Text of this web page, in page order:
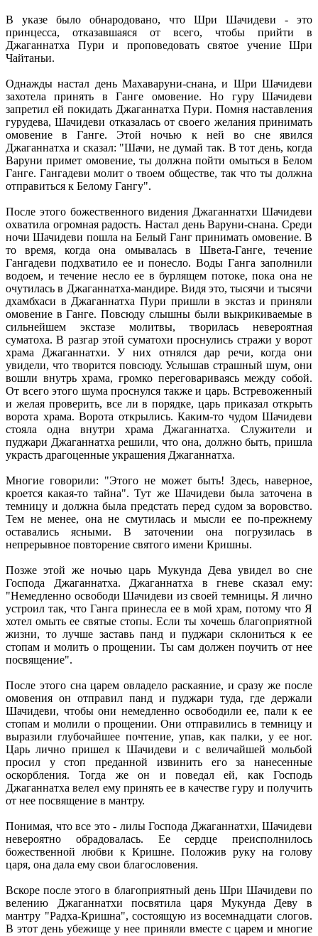
В указе было обнародовано, что Шри Шачидеви - это
принцесса, отказавшаяся от всего, чтобы прийти в
Джаганнатха Пури и проповедовать святое учение Шри
Чайтаньи.
Однажды настал день Махаваруни-снана, и Шри Шачидеви
захотела принять в Ганге омовение. Но гуру Шачидеви
запретил ей покидать Джаганнатха Пури. Помня наставления
гурудева, Шачидеви отказалась от своего желания принимать
омовение в Ганге. Этой ночью к ней во сне явился
Джаганнатха и сказал: "Шачи, не думай так. В тот день, когда
Варуни примет омовение, ты должна пойти омыться в Белом
Ганге. Гангадеви молит о твоем обществе, так что ты должна
отправиться к Белому Гангу".
После этого божественного видения Джаганнатхи Шачидеви
охватила огромная радость. Настал день Варуни-снана. Среди
ночи Шачидеви пошла на Белый Ганг принимать омовение. В
то время, когда она омывалась в Швета-Ганге, течение
Гангадеви подхватило ее и понесло. Воды Ганга заполнили
водоем, и течение несло ее в бурлящем потоке, пока она не
очутилась в Джаганнатха-мандире. Видя это, тысячи и тысячи
дхамбхаси в Джаганнатха Пури пришли в экстаз и приняли
омовение в Ганге. Повсюду слышны были выкрикиваемые в
сильнейшем экстазе молитвы, творилась невероятная
суматоха. В разгар этой суматохи проснулись стражи у ворот
храма Джаганнатхи. У них отнялся дар речи, когда они
увидели, что творится повсюду. Услышав страшный шум, они
вошли внутрь храма, громко переговариваясь между собой.
От всего этого шума проснулся также и царь. Встревоженный
и желая проверить, все ли в порядке, царь приказал открыть
ворота храма. Ворота открылись. Каким-то чудом Шачидеви
стояла одна внутри храма Джаганнатха. Служители и
пуджари Джаганнатха решили, что она, должно быть, пришла
украсть драгоценные украшения Джаганнатха.
Многие говорили: "Этого не может быть! Здесь, наверное,
кроется какая-то тайна". Тут же Шачидеви была заточена в
темницу и должна была предстать перед судом за воровство.
Тем не менее, она не смутилась и мысли ее по-прежнему
оставались ясными. В заточении она погрузилась в
непрерывное повторение святого имени Кришны.
Позже этой же ночью царь Мукунда Дева увидел во сне
Господа Джаганнатха. Джаганнатха в гневе сказал ему:
"Немедленно освободи Шачидеви из своей темницы. Я лично
устроил так, что Ганга принесла ее в мой храм, потому что Я
хотел омыть ее святые стопы. Если ты хочешь благоприятной
жизни, то лучше заставь панд и пуджари склониться к ее
стопам и молить о прощении. Ты сам должен поучить от нее
посвящение".
После этого сна царем овладело раскаяние, и сразу же после
омовения он отправил панд и пуджари туда, где держали
Шачидеви, чтобы они немедленно освободили ее, пали к ее
стопам и молили о прощении. Они отправились в темницу и
выразили глубочайшее почтение, упав, как палки, у ее ног.
Царь лично пришел к Шачидеви и с величайшей мольбой
просил у стоп преданной извинить его за нанесенные
оскорбления. Тогда же он и поведал ей, как Господь
Джаганнатха велел ему принять ее в качестве гуру и получить
от нее посвящение в мантру.
Понимая, что все это - лилы Господа Джаганнатхи, Шачидеви
невероятно обрадовалась. Ее сердце преисполнилось
божественной любви к Кришне. Положив руку на голову
царя, она дала ему свои благословения.
Вскоре после этого в благоприятный день Шри Шачидеви по
велению Джаганнатхи посвятила царя Мукунда Деву в
мантру "Радха-Кришна", состоящую из восемнадцати слогов.
В этот день убежище у нее приняли вместе с царем и многие